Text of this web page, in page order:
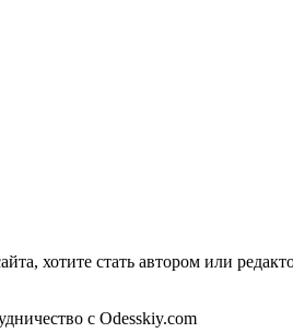
хотите стать автором или